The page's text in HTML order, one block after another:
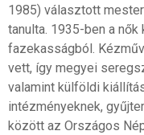
1985) választott
tanulta. 1935-ben a
fazekasságból.
vett, így megyei
valamint külföldi
intézményeknek,
között az Országos